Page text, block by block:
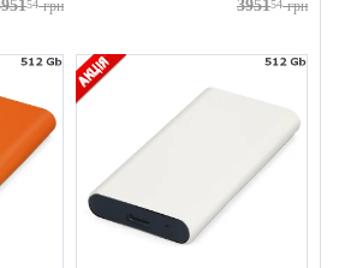
54 грн 395154 грн